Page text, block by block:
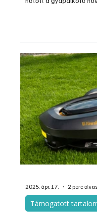
években.
Támogatott
2025. ápr. 17. 2 perc